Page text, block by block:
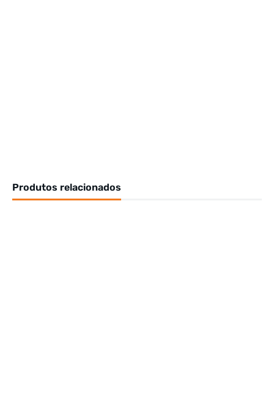
Produtos relacionados